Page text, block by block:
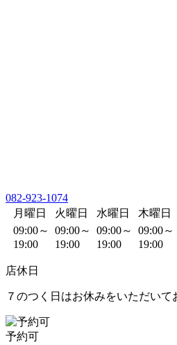
082-923-1074
月曜日
火曜日 水曜日 木曜日
09:00～
19:00
09:00～
19:00
09:00～
19:00
09:00～
19:00
店休日
７のつく日はお休みをいただいて
予約可